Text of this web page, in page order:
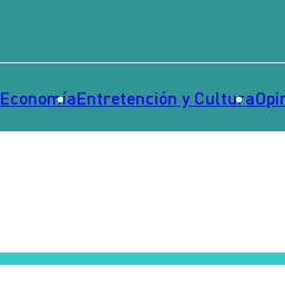
EconomíaEntretención y Cultura